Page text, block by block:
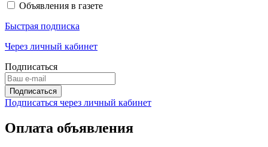
Объявления в газете
Быстрая подписка
Через личный кабинет
Подписаться
Подписаться через личный кабинет
Оплата объявления